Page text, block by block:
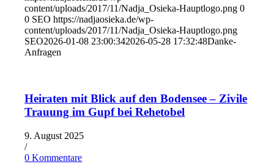
content/uploads/2017/11/Nadja_Osieka-Hauptlogo.png 0
0 SEO https://nadjaosieka.de/wp-
content/uploads/2017/11/Nadja_Osieka-Hauptlogo.png
SEO2026-01-08 23:00:342026-05-28 17:32:48Danke-
Anfragen
Heiraten mit Blick auf den Bodensee – Zivile
Trauung im Gupf bei Rehetobel
9. August 2025
/
0 Kommentare